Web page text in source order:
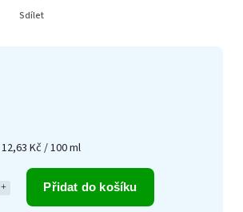
12,63 Kč / 100 ml
Přidat do košíku
Sdílet